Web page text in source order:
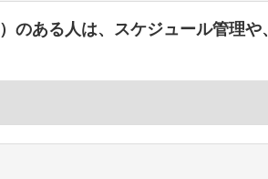
）のある人は、スケジュール管理や